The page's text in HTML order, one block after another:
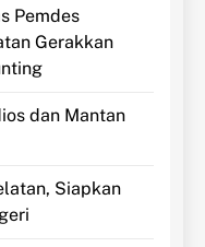
Pemdes
Gerakkan
dan Mantan
Siapkan